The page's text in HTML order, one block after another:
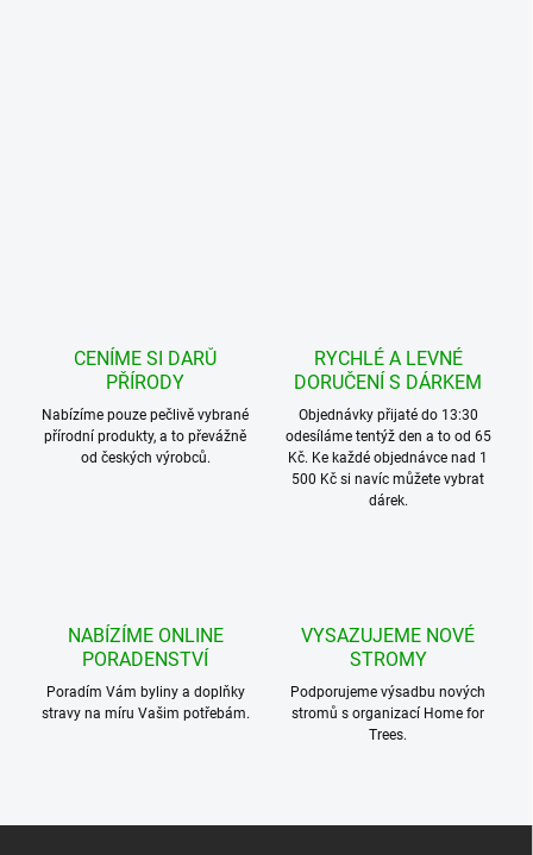
CENÍME SI DARŮ
PŘÍRODY
Nabízíme pouze pečlivě vybrané
přírodní produkty, a to převážně
od českých výrobců.
RYCHLÉ A LEVNÉ
DORUČENÍ S DÁRKEM
Objednávky přijaté do 13:30
odesíláme tentýž den a to od 65
Kč. Ke každé objednávce nad 1
500 Kč si navíc můžete vybrat
dárek.
NABÍZÍME ONLINE
PORADENSTVÍ
Poradím Vám byliny a doplňky
stravy na míru Vašim potřebám.
VYSAZUJEME NOVÉ
STROMY
Podporujeme výsadbu nových
stromů s organizací Home for
Trees.